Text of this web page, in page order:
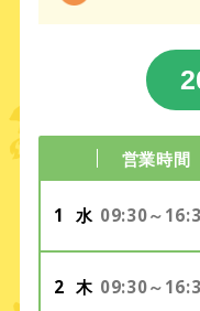
営業時間
1 水 09:30～
2 木 09:30～